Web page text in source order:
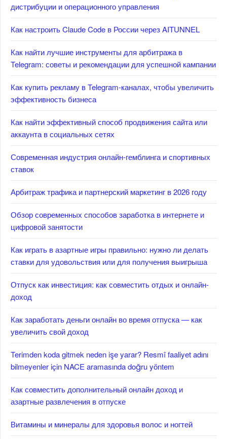
дистрибуции и операционного управления
Как настроить Claude Code в России через AITUNNEL
Как найти лучшие инструменты для арбитража в
Telegram: советы и рекомендации для успешной кампании
Как купить рекламу в Telegram-каналах, чтобы увеличить
эффективность бизнеса
Как найти эффективный способ продвижения сайта или
аккаунта в социальных сетях
Современная индустрия онлайн-гемблинга и спортивных
ставок
Арбитраж трафика и партнерский маркетинг в 2026 году
Обзор современных способов заработка в интернете и
цифровой занятости
Как играть в азартные игры правильно: нужно ли делать
ставки для удовольствия или для получения выигрыша
Отпуск как инвестиция: как совместить отдых и онлайн-
доход
Как заработать деньги онлайн во время отпуска — как
увеличить свой доход
Terimden koda gitmek neden işe yarar? Resmî faaliyet adını
bilmeyenler için NACE aramasında doğru yöntem
Как совместить дополнительный онлайн доход и
азартные развлечения в отпуске
Витамины и минералы для здоровья волос и ногтей